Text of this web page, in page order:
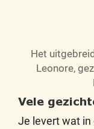
Het
Leonore,
Vele
Je levert wat in